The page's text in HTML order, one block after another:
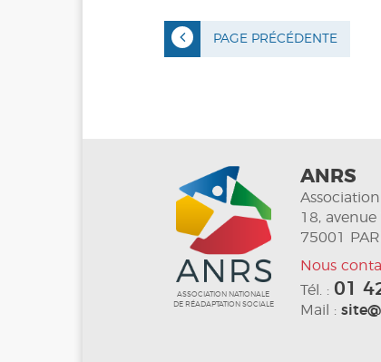
PAGE PRÉCÉDENTE
ASSOCIATION NATIONALE
DE RÉADAPTATION SOCIALE
ANRS
18,
75001
Nous
Tél. : 01
Mail :